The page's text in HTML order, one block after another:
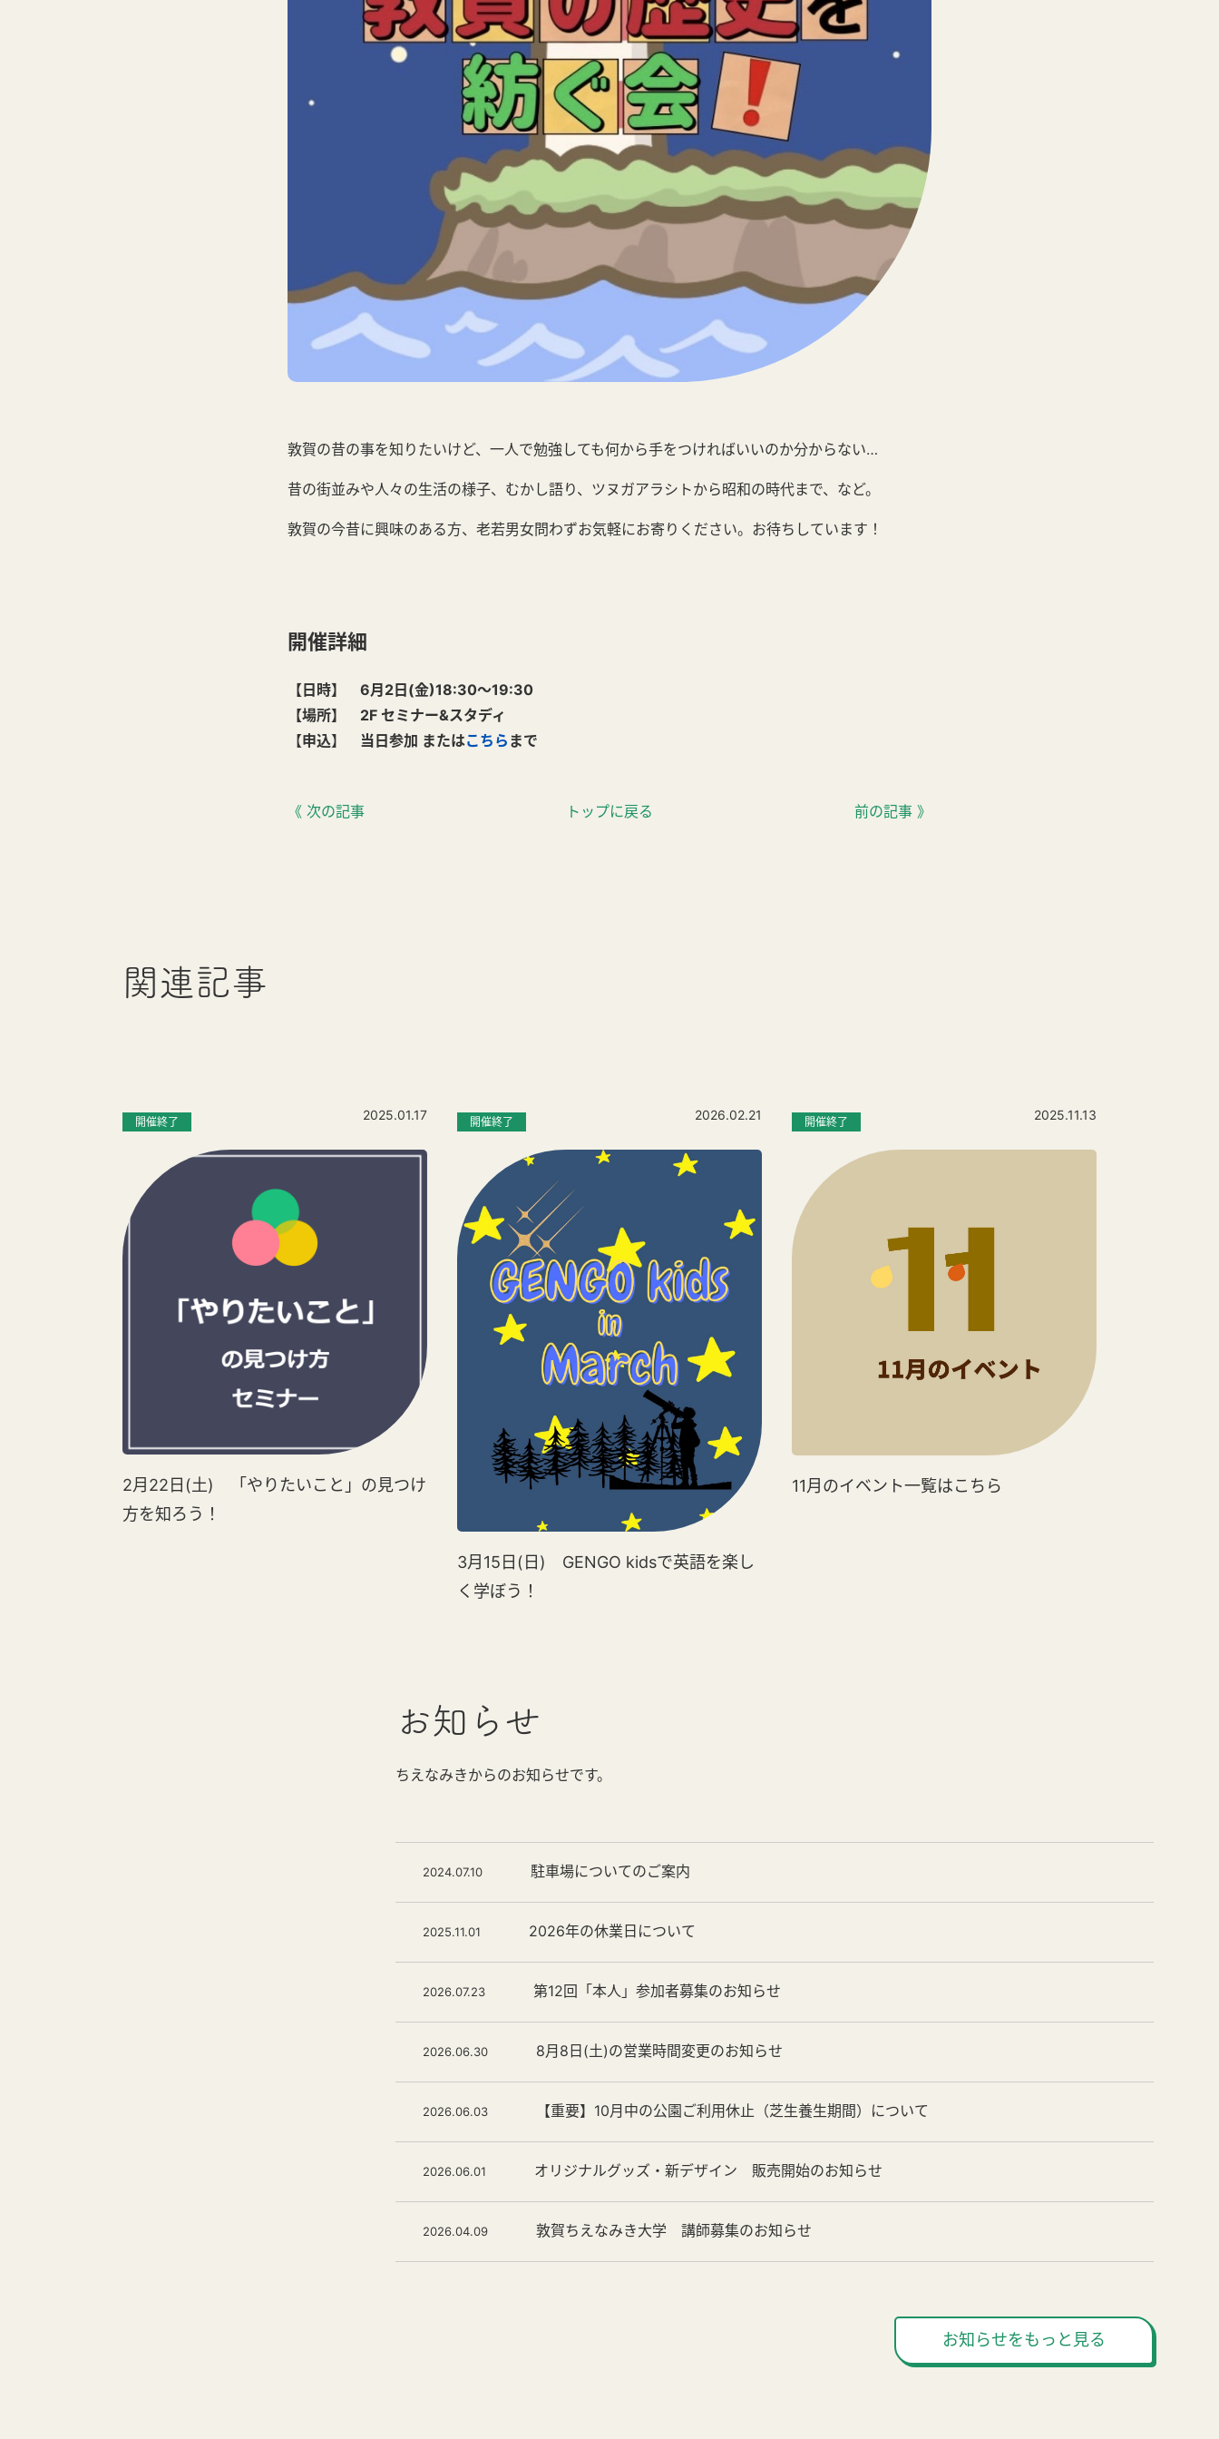
敦賀の昔の事を知りたいけど、一人で勉強しても何から手をつければいいのか分からない…
昔の街並みや人々の生活の様子、むかし語り、ツヌガアラシトから昭和の時代まで、など。
敦賀の今昔に興味のある方、老若男女問わずお気軽にお寄りください。お待ちしています！
開催詳細
【日時】 6月2日(金)18:30～19:30
【場所】 2F セミナー&スタディ
【申込】 当日参加 またはこちら まで
《 次の記事 トップに戻る 前の記事 》
関連記事
開催終了 2025.01.17
2月22日(土) 「やりたいこと」の見つけ
方を知ろう！
開催終了 2026.02.21
3月15日(日) GENGO kidsで英語を楽し
く学ぼう！
開催終了 2025.11.13
11月のイベント一覧はこちら
お知らせ
ちえなみきからのお知らせです。
2024.07.10 駐車場についてのご案内
2025.11.01 2026年の休業日について
2026.07.23 第12回「本人」参加者募集のお知らせ
2026.06.30 8月8日(土)の営業時間変更のお知らせ
2026.06.03 【重要】10月中の公園ご利用休止（芝生養生期間）について
2026.06.01 オリジナルグッズ・新デザイン 販売開始のお知らせ
2026.04.09 敦賀ちえなみき大学 講師募集のお知らせ
お知らせをもっと見る